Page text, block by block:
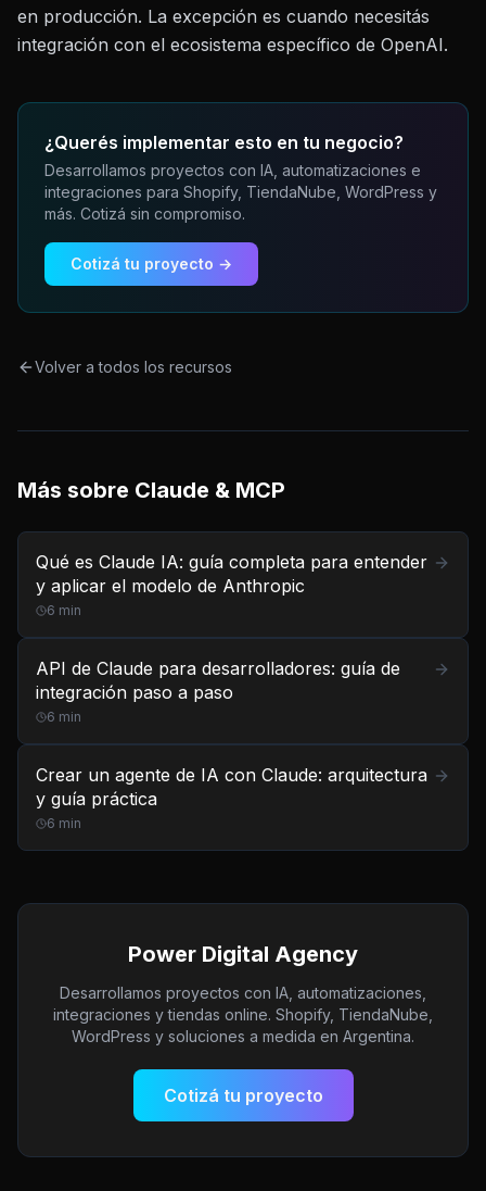
en producción. La excepción es cuando necesitás
integración con el ecosistema específico de OpenAI.
¿Querés implementar esto en tu negocio?
Desarrollamos proyectos con IA, automatizaciones e
integraciones para Shopify, TiendaNube, WordPress y
más. Cotizá sin compromiso.
Cotizá tu proyecto →
Volver a todos los recursos
Más sobre Claude & MCP
Qué es Claude IA: guía completa para entender
y aplicar el modelo de Anthropic
6 min
API de Claude para desarrolladores: guía de
integración paso a paso
6 min
Crear un agente de IA con Claude: arquitectura
y guía práctica
6 min
Power Digital Agency
Desarrollamos proyectos con IA, automatizaciones,
integraciones y tiendas online. Shopify, TiendaNube,
WordPress y soluciones a medida en Argentina.
Cotizá tu proyecto